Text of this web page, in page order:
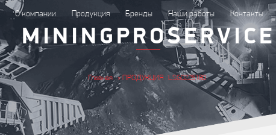
О компании Продукция Бренды Наши работы Контакты
MININGPROSERVICE
Главная » ПРОДУКЦИЯ LSG0225180